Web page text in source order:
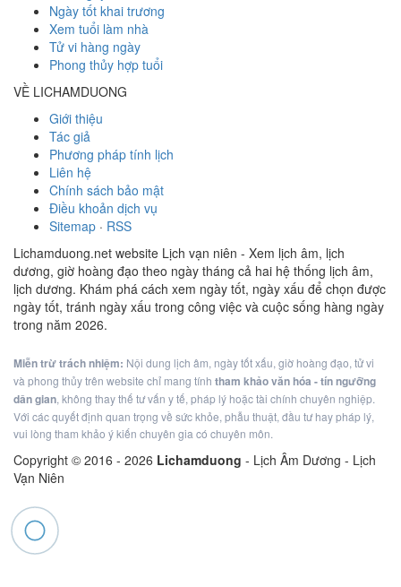
Ngày tốt khai trương
Xem tuổi làm nhà
Tử vi hàng ngày
Phong thủy hợp tuổi
VỀ LICHAMDUONG
Giới thiệu
Tác giả
Phương pháp tính lịch
Liên hệ
Chính sách bảo mật
Điều khoản dịch vụ
Sitemap · RSS
Lichamduong.net website Lịch vạn niên - Xem lịch âm, lịch
dương, giờ hoàng đạo theo ngày tháng cả hai hệ thống lịch âm,
lịch dương. Khám phá cách xem ngày tốt, ngày xấu để chọn được
ngày tốt, tránh ngày xấu trong công việc và cuộc sống hàng ngày
trong năm 2026.
Miễn trừ trách nhiệm: Nội dung lịch âm, ngày tốt xấu, giờ hoàng đạo, tử vi
và phong thủy trên website chỉ mang tính tham khảo văn hóa - tín ngưỡng
dân gian, không thay thế tư vấn y tế, pháp lý hoặc tài chính chuyên nghiệp.
Với các quyết định quan trọng về sức khỏe, phẫu thuật, đầu tư hay pháp lý,
vui lòng tham khảo ý kiến chuyên gia có chuyên môn.
Copyright © 2016 - 2026 Lichamduong - Lịch Âm Dương - Lịch
Vạn Niên